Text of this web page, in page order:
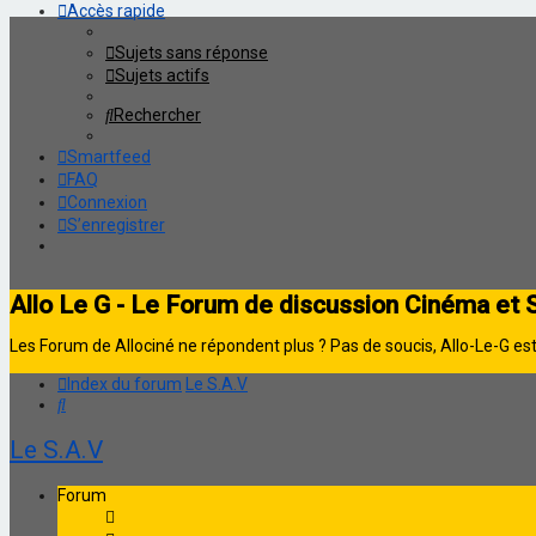
Accès rapide
Sujets sans réponse
Sujets actifs
Rechercher
Smartfeed
FAQ
Connexion
S’enregistrer
Allo Le G - Le Forum de discussion Cinéma et
Les Forum de Allociné ne répondent plus ? Pas de soucis, Allo-Le-G
Index du forum
Le S.A.V
Rechercher
Le S.A.V
Forum